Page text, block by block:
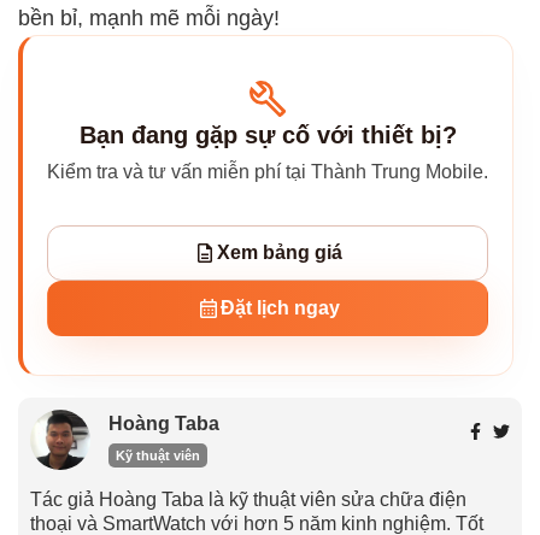
bền bỉ, mạnh mẽ mỗi ngày!
Bạn đang gặp sự cố với thiết bị?
Kiểm tra và tư vấn miễn phí tại Thành Trung Mobile.
Xem bảng giá
Đặt lịch ngay
Hoàng Taba
Kỹ thuật viên
Tác giả Hoàng Taba là kỹ thuật viên sửa chữa điện
thoại và SmartWatch với hơn 5 năm kinh nghiệm. Tốt